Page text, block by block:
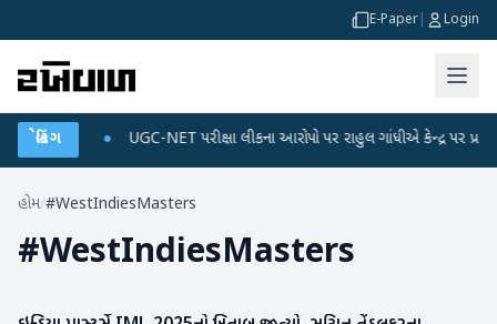
E-Paper Login
બ્રેકિંગ
પ્લાન UGC-NET પરીક્ષા લીકના આરોપો પર રાહુલ ગાંધીએ કેન્દ્ર પર પ્રહાર
હોમ/#WestIndiesMasters
#WestIndiesMasters